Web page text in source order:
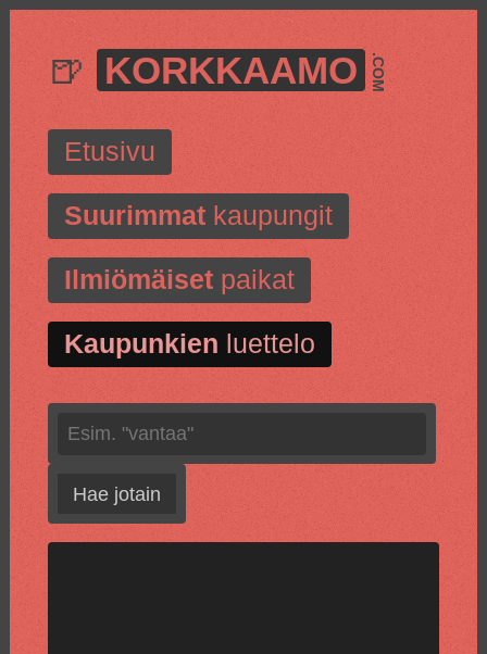
🍺 KORKKAAMO .COM
Etusivu
Suurimmatkaupungit
Ilmiömäisetpaikat
Kaupunkien luettelo
Hae jotain